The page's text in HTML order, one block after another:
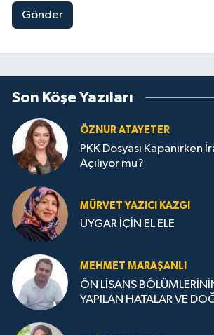
Gönder
Son Köşe Yazıları
ÖZNUR ATAYETER
PKK Dosyası Kapanırken
Açılıyor mu?
MÜRVET YAZICI KAZGI
UYGAR İÇİN EL ELE
MEHMET MARAŞANLI
ÖN LİSANS
YAPILAN HATALAR VE